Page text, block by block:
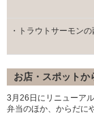
・トラウトサーモンの
お店・スポットか
3月26日にリニューア
弁当のほか、からだに